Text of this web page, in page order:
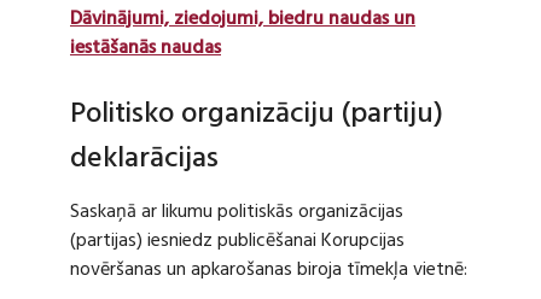
Dāvinājumi, ziedojumi, biedru naudas un
iestāšanās naudas
Politisko organizāciju (partiju)
deklarācijas
Saskaņā ar likumu politiskās organizācijas
(partijas) iesniedz publicēšanai Korupcijas
novēršanas un apkarošanas biroja tīmekļa vietnē: